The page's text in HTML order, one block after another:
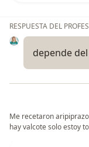
RESPUESTA DEL
depende
Me recetaron
hay valcote solo estoy